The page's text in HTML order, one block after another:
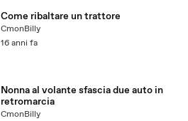
Come ribaltare un trattore
CmonBilly
16 anni fa
Nonna al volante sfascia due auto in
retromarcia
CmonBilly